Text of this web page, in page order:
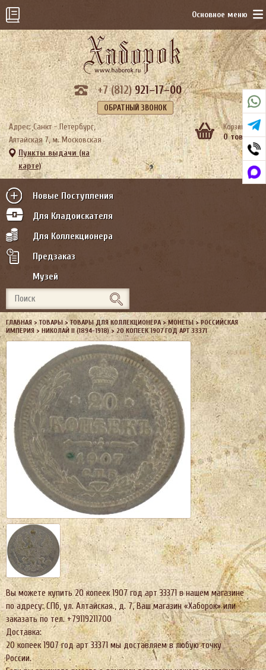
Основное меню
+7 (812)921–17–00
ОБРАТНЫЙ ЗВОНОК
Адрес: Санкт - Петербург,
Алтайская 7, м. Московская
Пункты выдачи (на
карте)
Корзина:
0 тов.
Новые Поступления
Для Кладоискателя
Для Коллекционера
Предзаказ
Музей
ГЛАВНАЯ >ТОВАРЫ>ТОВАРЫ ДЛЯ КОЛЛЕКЦИОНЕРА>МОНЕТЫ>РОССИЙСКАЯ
ИМПЕРИЯ> НИКОЛАЙ II (1894-1918)> 20 КОПЕЕК 1907 ГОД АРТ 33371
Вы можете купить 20 копеек 1907 год арт 33371 в нашем магазине
по адресу: СПб, ул. Алтайская., д. 7, Ваш магазин «Хаборок» или
заказать по тел. +79119211700
Доставка:
20 копеек 1907 год арт 33371 мы доставляем в любую точку
России.